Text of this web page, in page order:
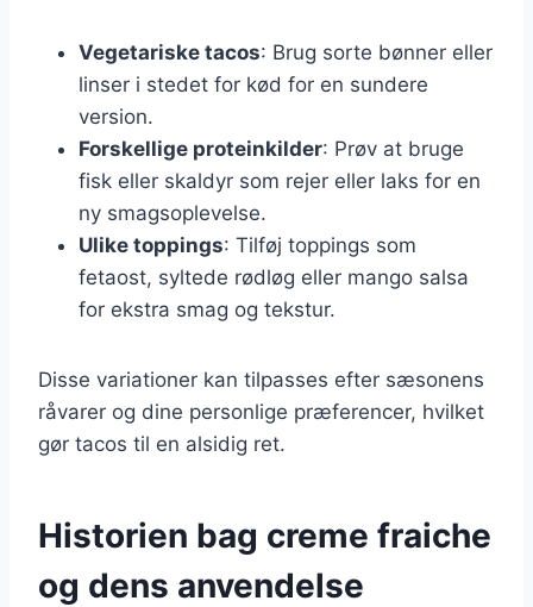
Vegetariske tacos: Brug sorte bønner eller
linser i stedet for kød for en sundere
version.
Forskellige proteinkilder: Prøv at bruge
fisk eller skaldyr som rejer eller laks for en
ny smagsoplevelse.
Ulike toppings: Tilføj toppings som
fetaost, syltede rødløg eller mango salsa
for ekstra smag og tekstur.
Disse variationer kan tilpasses efter sæsonens
råvarer og dine personlige præferencer, hvilket
gør tacos til en alsidig ret.
Historien bag creme fraiche
og dens anvendelse